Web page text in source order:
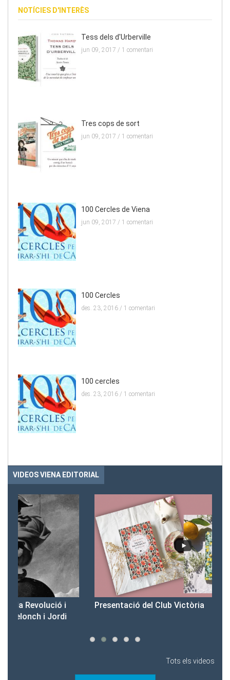
NOTÍCIES D'INTERÈS
Tess dels d'Urberville
jun 09, 2017 / 1 comentari
Tres cops de sort
jun 09, 2017 / 1 comentari
100 Cercles de Viena
jun 09, 2017 / 1 comentari
100 Cercles
des. 23, 2016 / 1 comentari
100 cercles
des. 23, 2016 / 1 comentari
VIDEOS VIENA EDITORIAL
Presentació del Club Victòria